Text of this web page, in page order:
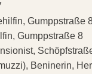
Gumppstraße
Gumppstraße 8
Beninerin,